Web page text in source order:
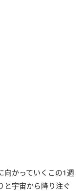
向かっていくこの1週
と宇宙から降り注ぐ